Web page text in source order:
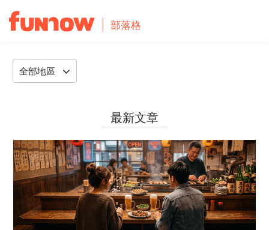
部落格
全部地區
最新文章